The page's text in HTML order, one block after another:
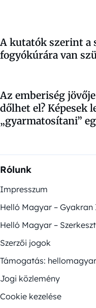
A kutatók szerint a
fogyókúrára van
Az emberiség
dőlhet el? Képesek
„gyarmatosítani”
Rólunk
Impresszum
Helló Magyar –
Helló Magyar –
Szerzői jogok
Támogatás:
Jogi közlemény
Cookie kezelése